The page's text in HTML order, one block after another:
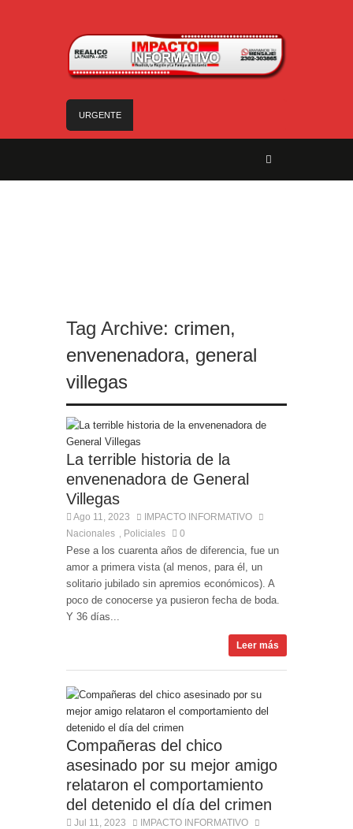
URGENTE
escondernos»
Tag Archive: crimen,
envenenadora, general
villegas
La terrible historia de la
envenenadora de General
Villegas
Ago 11, 2023
IMPACTO INFORMATIVO
Nacionales
Policiales 0
Pese a los cuarenta años de diferencia, fue un
amor a primera vista (al menos, para él, un
solitario jubilado sin apremios económicos). A
poco de conocerse ya pusieron fecha de boda.
Y 36 días...
Leer más
Compañeras del chico
asesinado por su mejor amigo
relataron el comportamiento
del detenido el día del crimen
Jul 11, 2023
IMPACTO INFORMATIVO